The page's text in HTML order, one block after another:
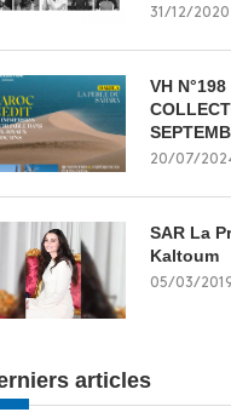
31/12/2020
VH
20/07/
SAR La
Kaltoum
05/03/
articles